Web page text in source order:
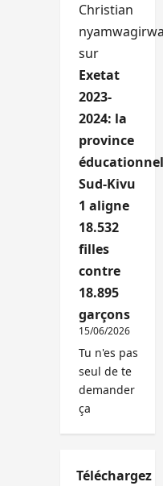
Christian
sur
Exetat
2023-
2024: la
province
Sud-Kivu
1 aligne
18.532
filles
contre
18.895
garçons
15/06/2026
Tu n'es pas
seul de te
demander
ça
Téléchargez